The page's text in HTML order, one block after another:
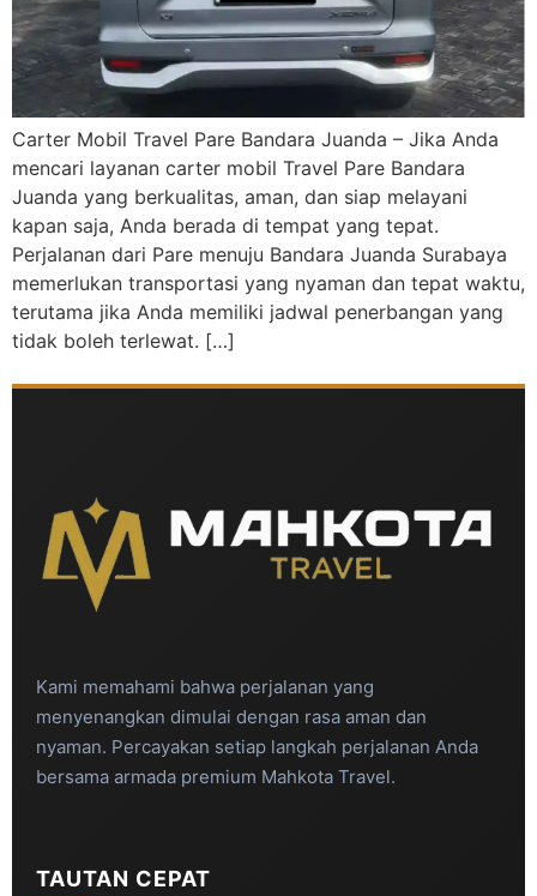
Carter Mobil Travel Pare Bandara Juanda – Jika Anda
mencari layanan carter mobil Travel Pare Bandara
Juanda yang berkualitas, aman, dan siap melayani
kapan saja, Anda berada di tempat yang tepat.
Perjalanan dari Pare menuju Bandara Juanda Surabaya
memerlukan transportasi yang nyaman dan tepat waktu,
terutama jika Anda memiliki jadwal penerbangan yang
tidak boleh terlewat. […]
Kami memahami bahwa perjalanan yang
menyenangkan dimulai dengan rasa aman dan
nyaman. Percayakan setiap langkah perjalanan Anda
bersama armada premium Mahkota Travel.
TAUTAN CEPAT